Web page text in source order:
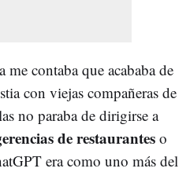
me contaba que acababa de
con viejas compañeras de
no paraba de dirigirse a
de restauranteso
era como uno más del